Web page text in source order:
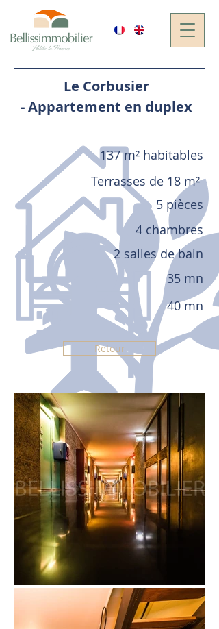
Le Corbusier
-Appartement en duplex
137 m² habitables
Terrasses de 18 m²
5 pièces
4 chambres
2 salles de bain
35 mn
40 mn
Retour